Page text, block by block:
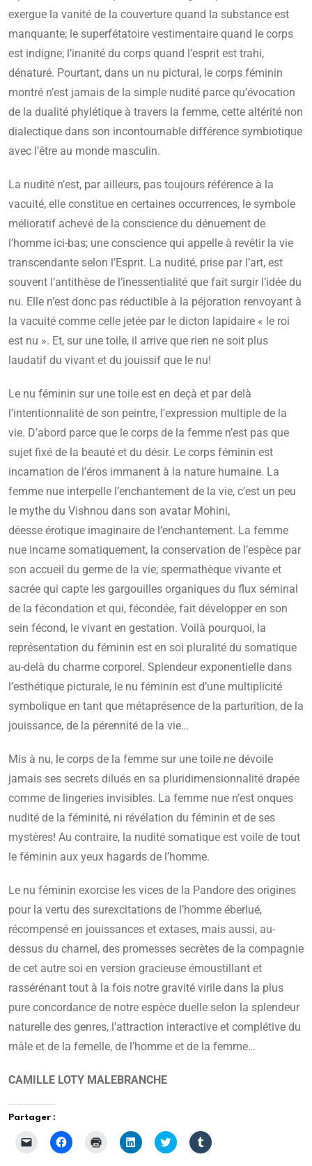
exergue la vanité de la couverture quand la substance est
manquante; le superfétatoire vestimentaire quand le corps
est indigne; l’inanité du corps quand l’esprit est trahi,
dénaturé. Pourtant, dans un nu pictural, le corps féminin
montré n’est jamais de la simple nudité parce qu’évocation
de la dualité phylétique à travers la femme, cette altérité non
dialectique dans son incontournable différence symbiotique
avec l’être au monde masculin.
La nudité n’est, par ailleurs, pas toujours référence à la
vacuité, elle constitue en certaines occurrences, le symbole
mélioratif achevé de la conscience du dénuement de
l’homme ici-bas; une conscience qui appelle à revêtir la vie
transcendante selon l’Esprit. La nudité, prise par l’art, est
souvent l’antithèse de l’inessentialité que fait surgir l’idée du
nu. Elle n’est donc pas réductible à la péjoration renvoyant à
la vacuité comme celle jetée par le dicton lapidaire « le roi
est nu ». Et, sur une toile, il arrive que rien ne soit plus
laudatif du vivant et du jouissif que le nu!
Le nu féminin sur une toile est en deçà et par delà
l’intentionnalité de son peintre, l’expression multiple de la
vie. D’abord parce que le corps de la femme n’est pas que
sujet fixé de la beauté et du désir. Le corps féminin est
incarnation de l’éros immanent à la nature humaine. La
femme nue interpelle l’enchantement de la vie, c’est un peu
le mythe du Vishnou dans son avatar Mohini,
déesse érotique imaginaire de l’enchantement. La femme
nue incarne somatiquement, la conservation de l’espèce par
son accueil du germe de la vie; spermathèque vivante et
sacrée qui capte les gargouilles organiques du flux séminal
de la fécondation et qui, fécondée, fait développer en son
sein fécond, le vivant en gestation. Voilà pourquoi, la
représentation du féminin est en soi pluralité du somatique
au-delà du charme corporel. Splendeur exponentielle dans
l’esthétique picturale, le nu féminin est d’une multiplicité
symbolique en tant que métaprésence de la parturition, de la
jouissance, de la pérennité de la vie…
Mis à nu, le corps de la femme sur une toile ne dévoile
jamais ses secrets dilués en sa pluridimensionnalité drapée
comme de lingeries invisibles. La femme nue n’est onques
nudité de la féminité, ni révélation du féminin et de ses
mystères! Au contraire, la nudité somatique est voile de tout
le féminin aux yeux hagards de l’homme.
Le nu féminin exorcise les vices de la Pandore des origines
pour la vertu des surexcitations de l’homme éberlué,
récompensé en jouissances et extases, mais aussi, au-
dessus du charnel, des promesses secrètes de la compagnie
de cet autre soi en version gracieuse émoustillant et
rassérénant tout à la fois notre gravité virile dans la plus
pure concordance de notre espèce duelle selon la splendeur
naturelle des genres, l’attraction interactive et complétive du
mâle et de la femelle, de l’homme et de la femme…
CAMILLE LOTY MALEBRANCHE
Partager :
C
l
C
l
C
l
C
l